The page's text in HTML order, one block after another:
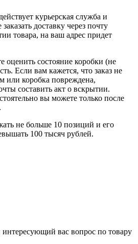
курьерская служба и
доставку через почту
товара, на ваш адрес придет
оценить состояние коробки (не
Если вам кажется, что заказ не
или коробка повреждена,
составить акт о вскрытии.
вы можете только после
не больше 10 позиций и его
100 тысяч рублей.
вас вопрос по товару